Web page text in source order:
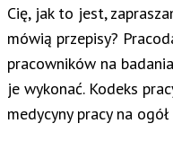
Cię, jak to jest,
mówią przepisy?
pracowników na
je wykonać. Kodeks
medycyny pracy na